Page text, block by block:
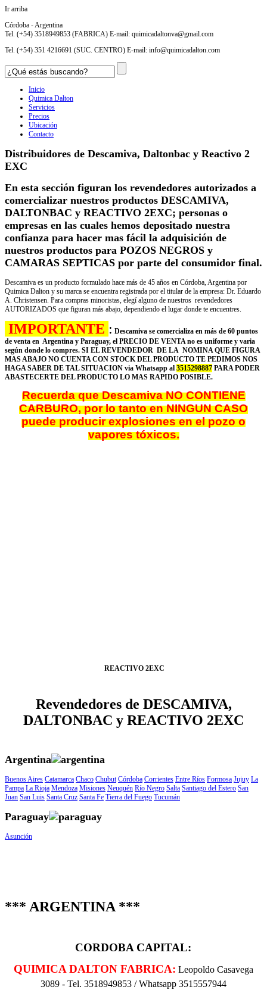
Ir arriba
Córdoba - Argentina
Tel. (+54) 3518949853 (FABRICA) E-mail: quimicadaltonva@gmail.com
Tel. (+54) 351 4216691 (SUC. CENTRO) E-mail: info@quimicadalton.com
Inicio
Quimica Dalton
Servicios
Precios
Ubicación
Contacto
Distribuidores de Descamiva, Daltonbac y Reactivo 2
EXC
En esta sección figuran los revendedores autorizados a
comercializar nuestros productos DESCAMIVA,
DALTONBAC y REACTIVO 2EXC; personas o
empresas en las cuales hemos depositado nuestra
confianza para hacer mas fácil la adquisición de
nuestros productos para POZOS NEGROS y
CAMARAS SEPTICAS por parte del consumidor final.
Descamiva es un producto formulado hace más de 45 años en Córdoba, Argentina por
Quimica Dalton y su marca se encuentra registrada por el titular de la empresa: Dr. Eduardo
A. Christensen. Para compras minoristas, elegí alguno de nuestros revendedores
AUTORIZADOS que figuran más abajo, dependiendo el lugar donde te encuentres.
IMPORTANTE : Descamiva se comercializa en más de 60 puntos
de venta en Argentina y Paraguay, el PRECIO DE VENTA no es uniforme y varia
según donde lo compres. SI EL REVENDEDOR DE LA NOMINA QUE FIGURA
MAS ABAJO NO CUENTA CON STOCK DEL PRODUCTO TE PEDIMOS NOS
HAGA SABER DE TAL SITUACION via Whatsapp al 3515298887 PARA PODER
ABASTECERTE DEL PRODUCTO LO MAS RAPIDO POSIBLE.
Recuerda que Descamiva NO CONTIENE
CARBURO, por lo tanto en NINGUN CASO
puede producir explosiones en el pozo o
vapores tóxicos.
REACTIVO 2EXC
Revendedores de DESCAMIVA,
DALTONBAC y REACTIVO 2EXC
Argentina
Buenos Aires Catamarca Chaco Chubut Córdoba Corrientes Entre Ríos Formosa Jujuy La
Pampa La Rioja Mendoza Misiones Neuquén Río Negro Salta Santiago del Estero San
Juan San Luis Santa Cruz Santa Fe Tierra del Fuego Tucumán
Paraguay
Asunción
*** ARGENTINA ***
CORDOBA CAPITAL:
QUIMICA DALTON FABRICA: Leopoldo Casavega
3089 - Tel. 3518949853 / Whatsapp 3515557944